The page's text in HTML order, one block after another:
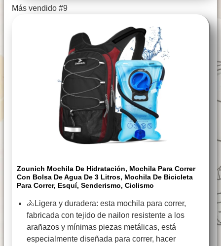
Más vendido #9
Zounich Mochila De Hidratación, Mochila Para Correr
Con Bolsa De Agua De 3 Litros, Mochila De Bicicleta
Para Correr, Esquí, Senderismo, Ciclismo
🚴Ligera y duradera: esta mochila para correr,
fabricada con tejido de nailon resistente a los
arañazos y mínimas piezas metálicas, está
especialmente diseñada para correr, hacer